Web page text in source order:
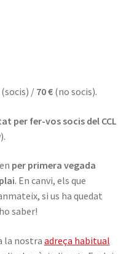
/70 €(no socis).
per fer-vos socis del CCL
per primera vegada
. En canvi, els que
si us ha quedat
saber!
la nostra adreça habitual